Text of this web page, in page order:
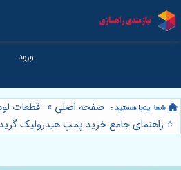
صفحه اصلی » قطعات
⭐️ راهنمای جامع خرید پمپ هیدرولیک